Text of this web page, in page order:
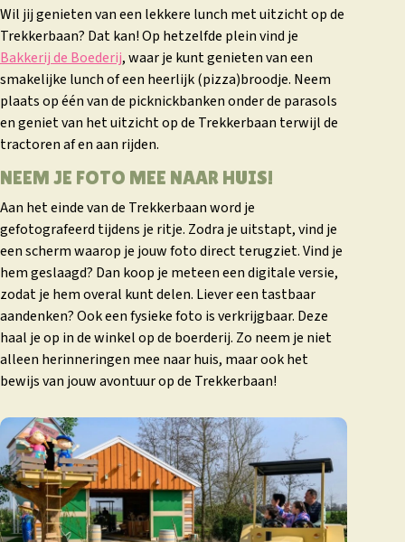
Wil jij genieten van een lekkere lunch met uitzicht op de
Trekkerbaan? Dat kan! Op hetzelfde plein vind je
Bakkerij de Boederij, waar je kunt genieten van een
smakelijke lunch of een heerlijk (pizza)broodje. Neem
plaats op één van de picknickbanken onder de parasols
en geniet van het uitzicht op de Trekkerbaan terwijl de
tractoren af en aan rijden.
NEEM JE FOTO MEE NAAR HUIS!
Aan het einde van de Trekkerbaan word je
gefotografeerd tijdens je ritje. Zodra je uitstapt, vind je
een scherm waarop je jouw foto direct terugziet. Vind je
hem geslaagd? Dan koop je meteen een digitale versie,
zodat je hem overal kunt delen. Liever een tastbaar
aandenken? Ook een fysieke foto is verkrijgbaar. Deze
haal je op in de winkel op de boerderij. Zo neem je niet
alleen herinneringen mee naar huis, maar ook het
bewijs van jouw avontuur op de Trekkerbaan!